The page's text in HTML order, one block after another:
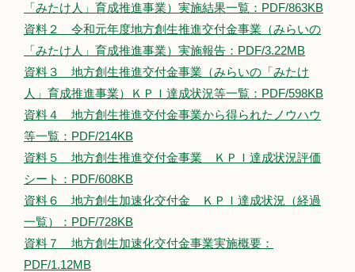
「みたけ人」育成推進事業）実施結果一覧：PDF/863KB
資料２ 令和元年度地方創生推進交付金事業（みらいの
「みたけ人」育成推進事業）実施報告：PDF/3.22MB
資料３ 地方創生推進交付金事業（みらいの「みたけ
人」育成推進事業）ＫＰＩ達成状況等一覧：PDF/598KB
資料４ 地方創生推進交付金事業から得られたノウハウ
等一覧：PDF/214KB
資料５ 地方創生推進交付金事業 ＫＰＩ達成状況評価
シート：PDF/608KB
資料６ 地方創生加速化交付金 ＫＰＩ達成状況（経過
一覧）：PDF/728KB
資料７ 地方創生加速化交付金事業実施概要：
PDF/1.12MB